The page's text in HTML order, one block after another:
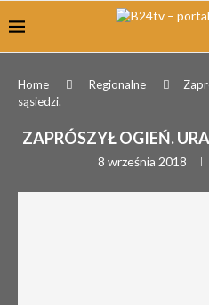
Home Regionalne
sąsiedzi.
ZAPRÓSZYŁ OGIEŃ.
8 września 2018